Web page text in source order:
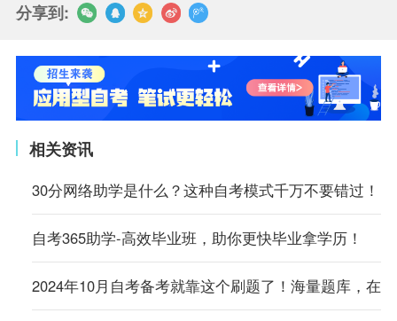
分享到:
相关资讯
30分网络助学是什么？这种自考模式千万不要错过！
自考365助学-高效毕业班，助你更快毕业拿学历！
2024年10月自考备考就靠这个刷题了！海量题库，在